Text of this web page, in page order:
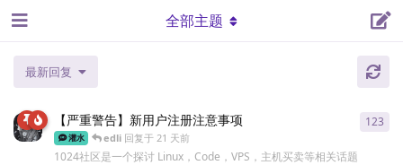
全部主题
最新回复
【严重警告】新用户注册注意事项
灌水 edli 回复于21 天前
1024社区是一个探讨 Linux，Code，VPS，主机买卖等相关话题
123